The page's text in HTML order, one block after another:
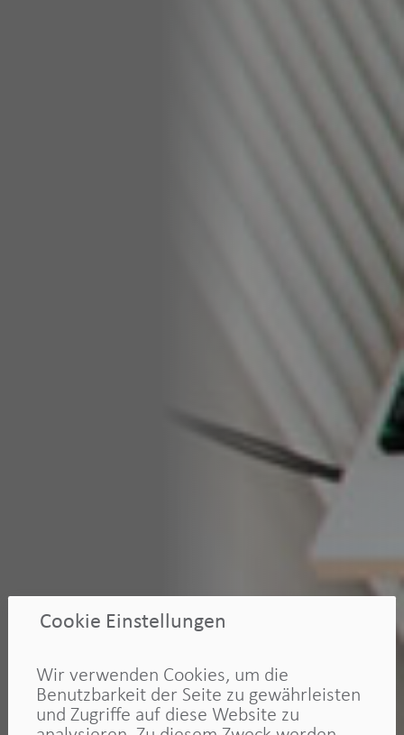
Cookie Einstellungen
Wir verwenden Cookies, um die
Benutzbarkeit der Seite zu gewährleisten
und Zugriffe auf diese Website zu